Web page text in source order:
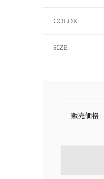
COLOR
SIZE
販売価格